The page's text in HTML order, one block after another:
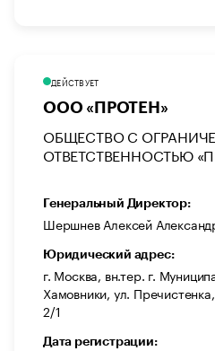
ДЕЙСТВУЕТ
ООО «ПРОТЕН»
ОБЩЕСТВО С
ОТВЕТСТВЕННОСТЬЮ
Генеральный Директор:
Шершнев Алексей
Юридический адрес:
г. Москва, вн.тер. г.
Хамовники, ул.
2/1
Дата регистрации: